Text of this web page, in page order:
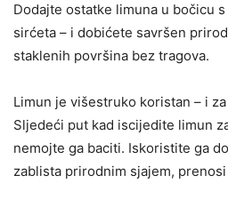
Dodajte ostatke limuna u bočicu
sirćeta – i dobićete savršen
staklenih površina bez tragova.
Limun je višestruko koristan – i
Sljedeći put kad iscijedite limun
nemojte ga baciti. Iskoristite ga
zablista prirodnim sjajem, prenosi